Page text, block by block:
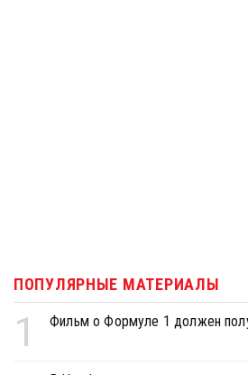
ПОПУЛЯРНЫЕ МАТЕРИАЛЫ
1 Фильм о Формуле 1 должен